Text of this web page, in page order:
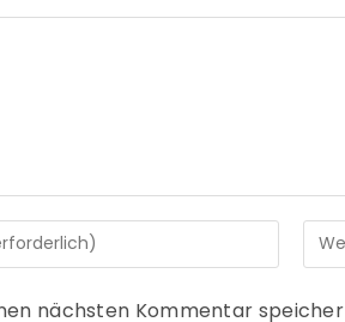
nächsten Kommentar